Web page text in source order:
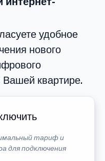
удобное
нового
Вашей квартире.
тариф и
для подключения